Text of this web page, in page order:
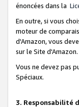
énoncées dans la
En outre, si vous
moteur de
d'Amazon, vous
sur le Site d'Amazon.
Vous ne devez pas
Spéciaux.
3. Responsabilité